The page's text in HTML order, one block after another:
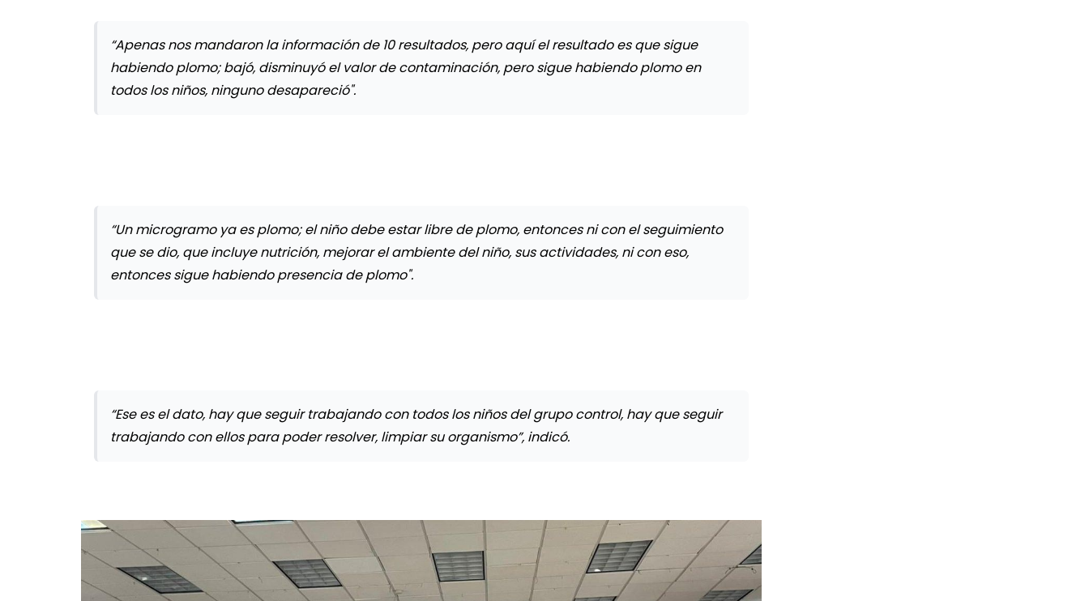
“Apenas nos mandaron la información de 10 resultados, pero aquí el resultado es que sigue
habiendo plomo; bajó, disminuyó el valor de contaminación, pero sigue habiendo plomo en
todos los niños, ninguno desapareció".
“Un microgramo ya es plomo; el niño debe estar libre de plomo, entonces ni con el seguimiento
que se dio, que incluye nutrición, mejorar el ambiente del niño, sus actividades, ni con eso,
entonces sigue habiendo presencia de plomo".
“Ese es el dato, hay que seguir trabajando con todos los niños del grupo control, hay que seguir
trabajando con ellos para poder resolver, limpiar su organismo”, indicó.